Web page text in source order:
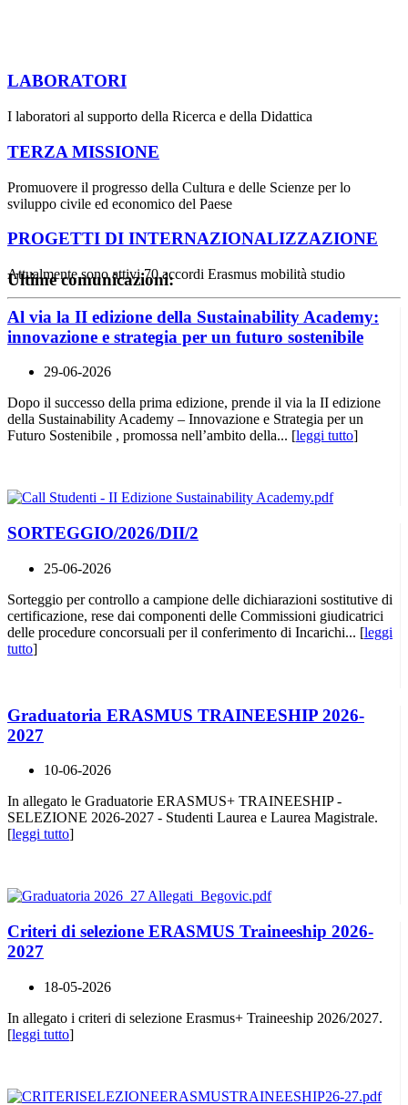
LABORATORI
I laboratori al supporto della Ricerca e della Didattica
TERZA MISSIONE
Promuovere il progresso della Cultura e delle Scienze per lo
sviluppo civile ed economico del Paese
PROGETTI DI INTERNAZIONALIZZAZIONE
Attualmente sono attivi 70 accordi Erasmus mobilità studio
Ultime comunicazioni:
Al via la II edizione della Sustainability Academy:
innovazione e strategia per un futuro sostenibile
29-06-2026
Dopo il successo della prima edizione, prende il via la II edizione
della Sustainability Academy – Innovazione e Strategia per un
Futuro Sostenibile , promossa nell’ambito della... [leggi tutto]
SORTEGGIO/2026/DII/2
25-06-2026
Sorteggio per controllo a campione delle dichiarazioni sostitutive di
certificazione, rese dai componenti delle Commissioni giudicatrici
delle procedure concorsuali per il conferimento di Incarichi... [leggi
tutto]
Graduatoria ERASMUS TRAINEESHIP 2026-
2027
10-06-2026
In allegato le Graduatorie ERASMUS+ TRAINEESHIP -
SELEZIONE 2026-2027 - Studenti Laurea e Laurea Magistrale.
[leggi tutto]
Criteri di selezione ERASMUS Traineeship 2026-
2027
18-05-2026
In allegato i criteri di selezione Erasmus+ Traineeship 2026/2027.
[leggi tutto]